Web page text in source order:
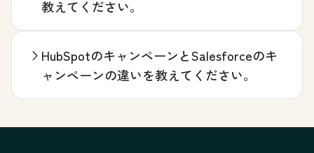
教えてください。
HubSpotのキャンペーンとSalesforceのキ
ャンペーンの違いを教えてください。